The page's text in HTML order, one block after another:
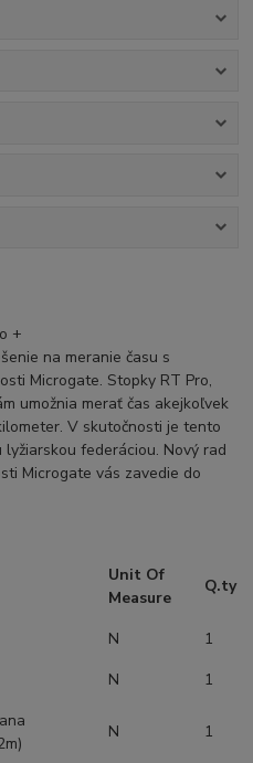
+
na meranie času s
Microgate. Stopky RT Pro,
umožnia merať čas akejkoľvek
V skutočnosti je tento
federáciou. Nový rad
Microgate vás zavedie do
Unit Of
Measure
Q.ty
N
1
N 1
N 1